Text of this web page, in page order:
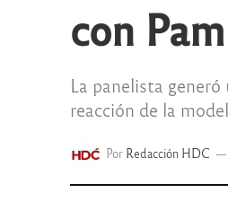
con
La panelista
reacción de la
Por Redacción HDC